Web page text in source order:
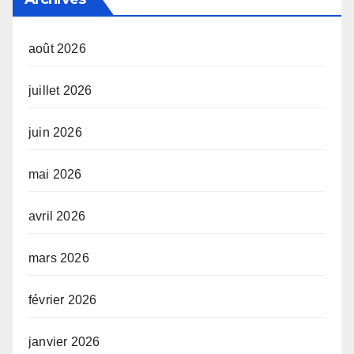
août 2026
juillet 2026
juin 2026
mai 2026
avril 2026
mars 2026
février 2026
janvier 2026